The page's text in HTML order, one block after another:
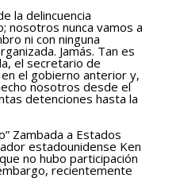
la delincuencia
nosotros nunca vamos a
ni con ninguna
Jamás. Tan es
el secretario de
el gobierno anterior y,
nosotros desde el
detenciones hasta la
Zambada a Estados
estadounidense Ken
no hubo participación
recientemente